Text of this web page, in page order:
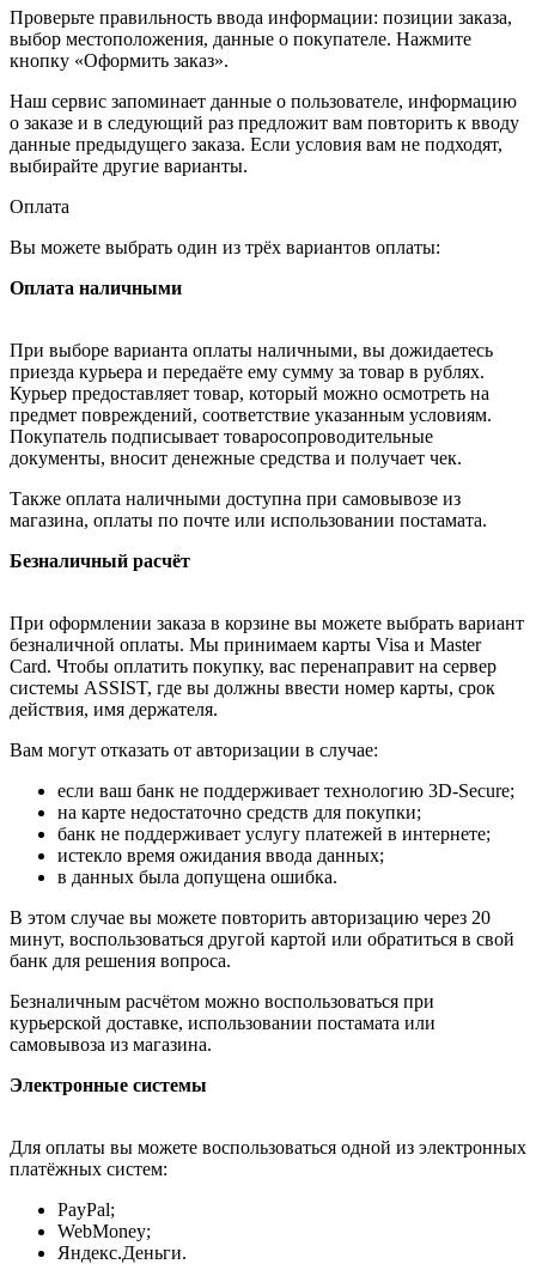
Проверьте правильность ввода информации: позиции заказа,
выбор местоположения, данные о покупателе. Нажмите
кнопку «Оформить заказ».
Наш сервис запоминает данные о пользователе, информацию
о заказе и в следующий раз предложит вам повторить к вводу
данные предыдущего заказа. Если условия вам не подходят,
выбирайте другие варианты.
Оплата
Вы можете выбрать один из трёх вариантов оплаты:
Оплата наличными
При выборе варианта оплаты наличными, вы дожидаетесь
приезда курьера и передаёте ему сумму за товар в рублях.
Курьер предоставляет товар, который можно осмотреть на
предмет повреждений, соответствие указанным условиям.
Покупатель подписывает товаросопроводительные
документы, вносит денежные средства и получает чек.
Также оплата наличными доступна при самовывозе из
магазина, оплаты по почте или использовании постамата.
Безналичный расчёт
При оформлении заказа в корзине вы можете выбрать вариант
безналичной оплаты. Мы принимаем карты Visa и Master
Card. Чтобы оплатить покупку, вас перенаправит на сервер
системы ASSIST, где вы должны ввести номер карты, срок
действия, имя держателя.
Вам могут отказать от авторизации в случае:
если ваш банк не поддерживает технологию 3D-Secure;
на карте недостаточно средств для покупки;
банк не поддерживает услугу платежей в интернете;
истекло время ожидания ввода данных;
в данных была допущена ошибка.
В этом случае вы можете повторить авторизацию через 20
минут, воспользоваться другой картой или обратиться в свой
банк для решения вопроса.
Безналичным расчётом можно воспользоваться при
курьерской доставке, использовании постамата или
самовывоза из магазина.
Электронные системы
Для оплаты вы можете воспользоваться одной из электронных
платёжных систем:
PayPal;
WebMoney;
Яндекс.Деньги.